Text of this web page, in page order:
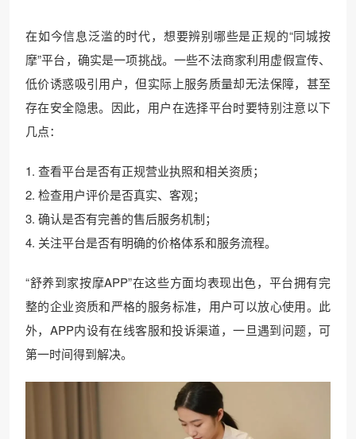
在如今信息泛滥的时代，想要辨别哪些是正规的“同城按
摩”平台，确实是一项挑战。一些不法商家利用虚假宣传、
低价诱惑吸引用户，但实际上服务质量却无法保障，甚至
存在安全隐患。因此，用户在选择平台时要特别注意以下
几点：
1. 查看平台是否有正规营业执照和相关资质；
2. 检查用户评价是否真实、客观；
3. 确认是否有完善的售后服务机制；
4. 关注平台是否有明确的价格体系和服务流程。
“舒养到家按摩APP”在这些方面均表现出色，平台拥有完
整的企业资质和严格的服务标准，用户可以放心使用。此
外，APP内设有在线客服和投诉渠道，一旦遇到问题，可
第一时间得到解决。